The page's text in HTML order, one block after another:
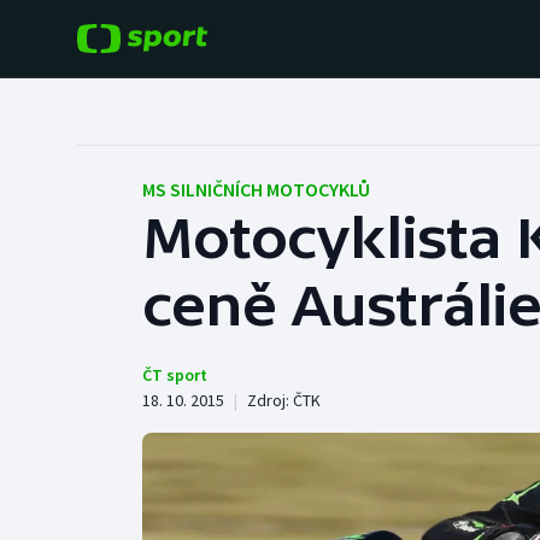
Hokej
Tenis
Cyklistika
Baseball a softbal
Basketbal
Boby a skeleton
MS SILNIČNÍCH MOTOCYKLŮ
Motocyklista
ceně Austrálie
ČT sport
18. 10. 2015 | Zdroj: ČTK